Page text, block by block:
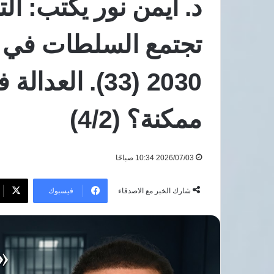
د. أيمن نور يكتب:
تجتمع السلطات في
2030 (33).
ممكنة؟ (4/2)
2026/07/03 10:34 صباحًا
شارك الخبر مع الاصدقاء فيسبوك
لوقف
الانتهاكات
الإسرائيلية
وإقامة
فلسطينية
7 أغسطس، 2026
الانتهاكات